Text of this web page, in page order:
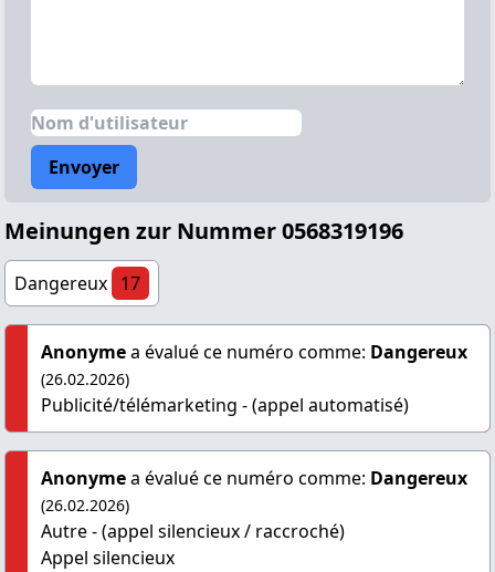
Envoyer
Meinungen zur Nummer 0568319196
Dangereux 17
Anonymea évalué ce numéro comme: Dangereux
(26.02.2026)
Publicité/télémarketing - (appel automatisé)
Anonymea évalué ce numéro comme: Dangereux
(26.02.2026)
Autre - (appel silencieux / raccroché)
Appel silencieux